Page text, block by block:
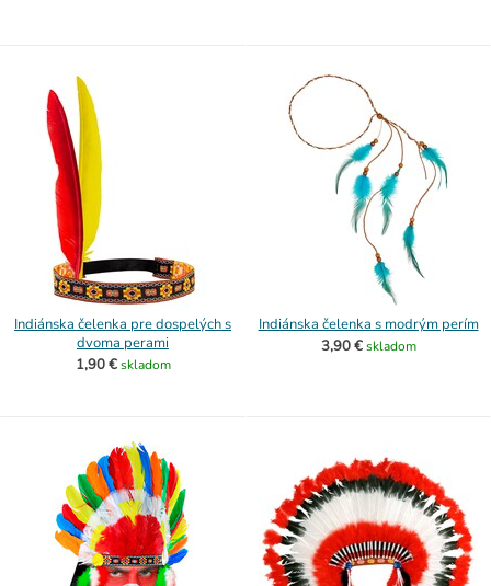
Indiánska čelenka pre dospelých s
dvoma perami
1,90 € skladom
Indiánska čelenka s modrým perím
3,90 € skladom